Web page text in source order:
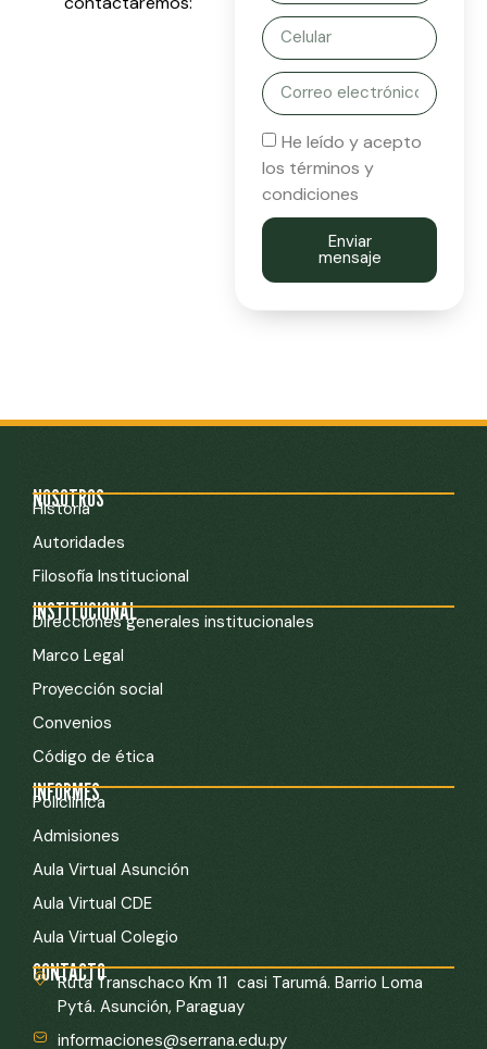
He leído y acepto
los términos y
condiciones
Enviar
mensaje
NOSOTROS
Historia
Autoridades
Filosofía Institucional
INSTITUCIONAL
Direcciones generales institucionales
Marco Legal
Proyección social
Convenios
Código de ética
INFORMES
Policlínica
Admisiones
Aula Virtual Asunción
Aula Virtual CDE
Aula Virtual Colegio
CONTACTO
Ruta Transchaco Km 11 casi Tarumá. Barrio Loma
Pytá. Asunción, Paraguay
informaciones@serrana.edu.py